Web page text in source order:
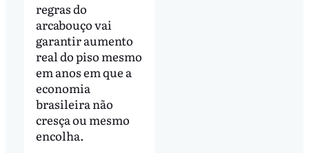
regras do
arcabouço vai
garantir aumento
real do piso mesmo
em anos em que a
economia
brasileira não
cresça ou mesmo
encolha.